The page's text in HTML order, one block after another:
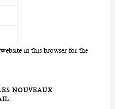
in this browser for the
NOUVEAUX